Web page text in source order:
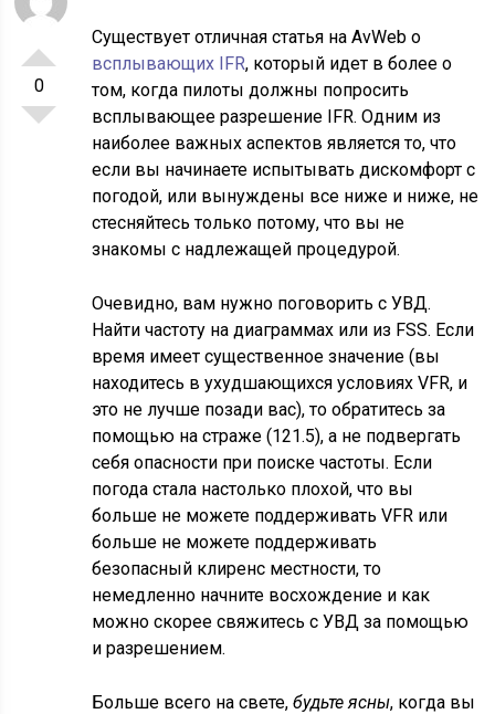
0
Существует отличная статья на AvWeb о
всплывающих IFR, который идет в более о
том, когда пилоты должны попросить
всплывающее разрешение IFR. Одним из
наиболее важных аспектов является то, что
если вы начинаете испытывать дискомфорт с
погодой, или вынуждены все ниже и ниже, не
стесняйтесь только потому, что вы не
знакомы с надлежащей процедурой.
Очевидно, вам нужно поговорить с УВД.
Найти частоту на диаграммах или из FSS. Если
время имеет существенное значение (вы
находитесь в ухудшающихся условиях VFR, и
это не лучше позади вас), то обратитесь за
помощью на страже (121.5), а не подвергать
себя опасности при поиске частоты. Если
погода стала настолько плохой, что вы
больше не можете поддерживать VFR или
больше не можете поддерживать
безопасный клиренс местности, то
немедленно начните восхождение и как
можно скорее свяжитесь с УВД за помощью
и разрешением.
Больше всего на свете,будьте ясны, когда вы